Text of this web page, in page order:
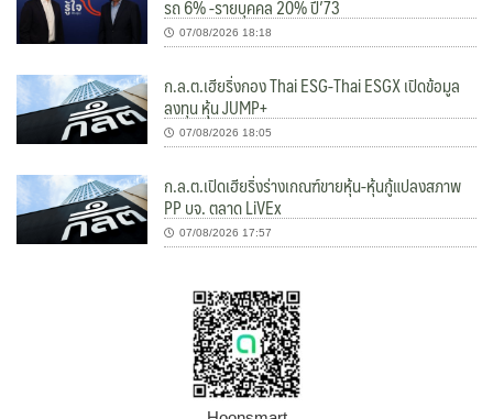
รถ 6% -รายบุคคล 20% ปี’73
07/08/2026 18:18
ก.ล.ต.เฮียริ่งกอง Thai ESG-Thai ESGX เปิดข้อมูล
ลงทุน หุ้น JUMP+
07/08/2026 18:05
ก.ล.ต.เปิดเฮียริ่งร่างเกณฑ์ขายหุ้น-หุ้นกู้แปลงสภาพ
PP บจ. ตลาด LiVEx
07/08/2026 17:57